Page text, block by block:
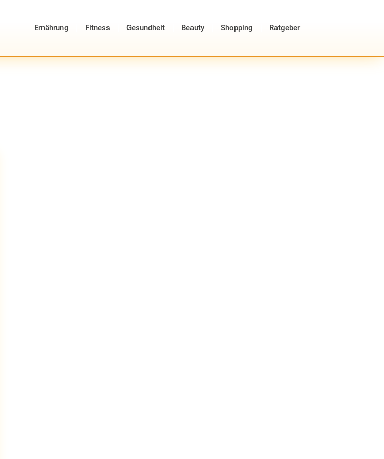
Ernährung Fitness Gesundheit Beauty Shopping Ratgeber